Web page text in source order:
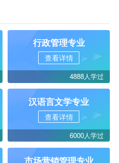
行政管理专业
查看详情
4888人学过
汉语言文学专业
查看详情
6000人学过
市场营销管理专业